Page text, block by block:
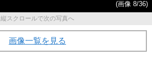
(画像 8/36)
縦スクロールで次の写真へ
画像一覧を見る